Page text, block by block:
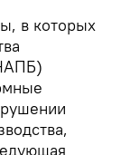
в которых